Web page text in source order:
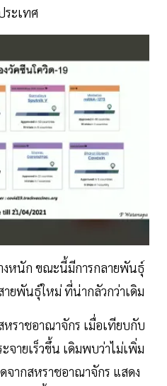
ระเทศ
งหนัก ขณะนี้มีการกลายพันธุ์
ายพันธุ์ใหม่ ที่น่ากลัวกว่าเดิม
หราชอาณาจักร เมื่อเทียบกับ
จายเร็วขึ้น เดิมพบว่าไม่เพิ่ม
จากสหราชอาณาจักร แสดง